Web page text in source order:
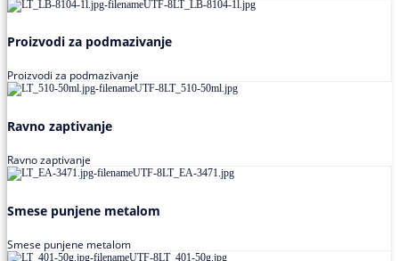
Proizvodi za podmazivanje
Proizvodi za podmazivanje
Ravno zaptivanje
Ravno zaptivanje
Smese punjene metalom
Smese punjene metalom